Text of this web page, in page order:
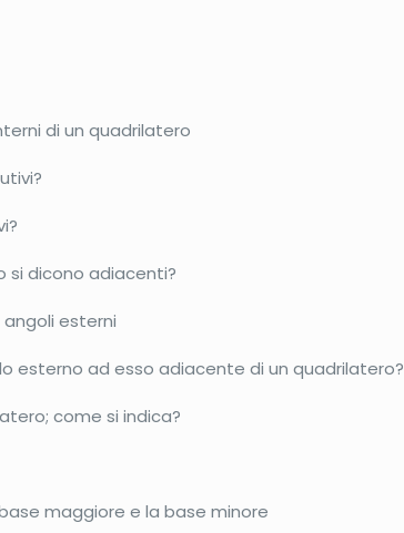
di un quadrilatero
si dicono adiacenti?
esterni
esterno ad esso adiacente di un quadrilatero?
come si indica?
maggiore e la base minore